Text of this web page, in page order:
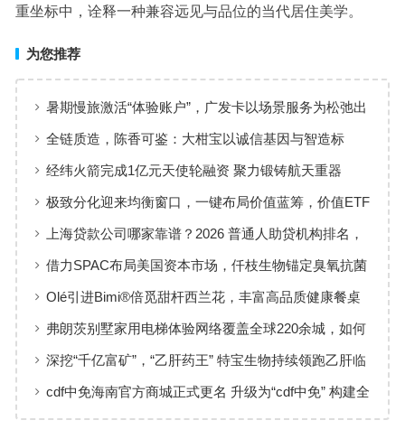
重坐标中，诠释一种兼容远见与品位的当代居住美学。
为您推荐
暑期慢旅激活“体验账户”，广发卡以场景服务为松弛出
行添彩
全链质造，陈香可鉴：大柑宝以诚信基因与智造标
准，定义新会陈皮高质量发展
经纬火箭完成1亿元天使轮融资 聚力锻铸航天重器
极致分化迎来均衡窗口，一键布局价值蓝筹，价值ETF
华夏火热开售
上海贷款公司哪家靠谱？2026 普通人助贷机构排名，
工薪族借钱选择指南
借力SPAC布局美国资本市场，仟枝生物锚定臭氧抗菌
黄金赛道
Olé引进Bimi®倍觅甜杆西兰花，丰富高品质健康餐桌
新选择
弗朗茨别墅家用电梯体验网络覆盖全球220余城，如何
实现高效服务响应
深挖“千亿富矿”，“乙肝药王” 特宝生物持续领跑乙肝临
床治愈
cdf中免海南官方商城正式更名 升级为“cdf中免” 构建全